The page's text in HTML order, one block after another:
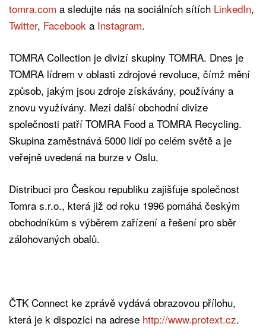
tomra.com a sledujte nás na sociálních sítích LinkedIn,
Twitter, Facebook a Instagram.
TOMRA Collection je divizí skupiny TOMRA. Dnes je
TOMRA lídrem v oblasti zdrojové revoluce, čímž mění
způsob, jakým jsou zdroje získávány, používány a
znovu využívány. Mezi další obchodní divize
společnosti patří TOMRA Food a TOMRA Recycling.
Skupina zaměstnává 5000 lidí po celém světě a je
veřejně uvedená na burze v Oslu.
Distribuci pro Českou republiku zajišťuje společnost
Tomra s.r.o., která již od roku 1996 pomáhá českým
obchodníkům s výběrem zařízení a řešení pro sběr
zálohovaných obalů.
ČTK Connect ke zprávě vydává obrazovou přílohu,
která je k dispozici na adrese http://www.protext.cz.